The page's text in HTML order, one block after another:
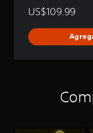
US$109.99